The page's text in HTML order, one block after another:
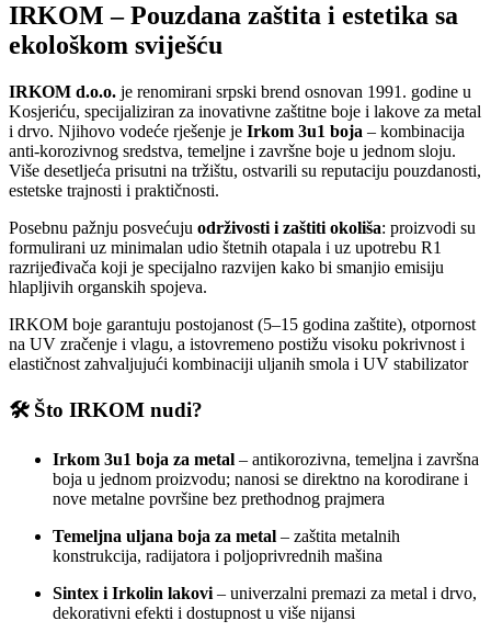
IRKOM – Pouzdana zaštita i estetika sa
ekološkom sviješću
IRKOM d.o.o. je renomirani srpski brend osnovan 1991. godine u
Kosjeriću, specijaliziran za inovativne zaštitne boje i lakove za metal
i drvo. Njihovo vodeće rješenje je Irkom 3u1 boja – kombinacija
anti-korozivnog sredstva, temeljne i završne boje u jednom sloju.
Više desetljeća prisutni na tržištu, ostvarili su reputaciju pouzdanosti,
estetske trajnosti i praktičnosti.
Posebnu pažnju posvećuju održivosti i zaštiti okoliša: proizvodi su
formulirani uz minimalan udio štetnih otapala i uz upotrebu R1
razrijeđivača koji je specijalno razvijen kako bi smanjio emisiju
hlapljivih organskih spojeva.
IRKOM boje garantuju postojanost (5–15 godina zaštite), otpornost
na UV zračenje i vlagu, a istovremeno postižu visoku pokrivnost i
elastičnost zahvaljujući kombinaciji uljanih smola i UV stabilizator
🛠️ Što IRKOM nudi?
Irkom 3u1 boja za metal – anti­korozivna, temeljna i završna
boja u jednom proizvodu; nanosi se direktno na korodirane i
nove metalne površine bez prethodnog prajmera
Temeljna uljana boja za metal – zaštita metalnih
konstrukcija, radijatora i poljoprivrednih mašina
Sintex i Irkolin lakovi– univerzalni premazi za metal i drvo,
dekorativni efekti i dostupnost u više nijansi